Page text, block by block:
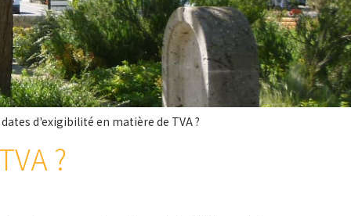
d'exigibilité en matière de TVA ?
?